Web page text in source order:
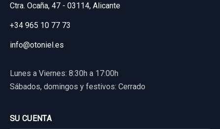
Ref:830055 OEM:8978342020
33,88 €
Sin IVA, gastos de envío no incluidos.
Consultar por whatsapp
DELANTERO... usado.
TOYOTA COROLLA (E15) 1.4 TURBODIESEL
Garantía 1 año
24,79 €
Ctra. Ocaña, 47 - 03114, Alicante
+34 965 10 77 73
info@otoniel.es
Lunes a Viernes: 8:30h a 17:00h
Sábados, domingos y festivos: Cerrado
SU CUENTA